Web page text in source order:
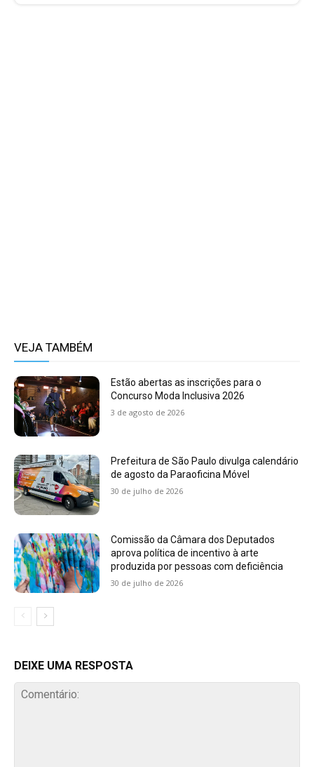
VEJA TAMBÉM
Estão abertas as inscrições para o
Concurso Moda Inclusiva 2026
3 de agosto de 2026
Prefeitura de São Paulo divulga calendário
de agosto da Paraoficina Móvel
30 de julho de 2026
Comissão da Câmara dos Deputados
aprova política de incentivo à arte
produzida por pessoas com deficiência
30 de julho de 2026
DEIXE UMA RESPOSTA